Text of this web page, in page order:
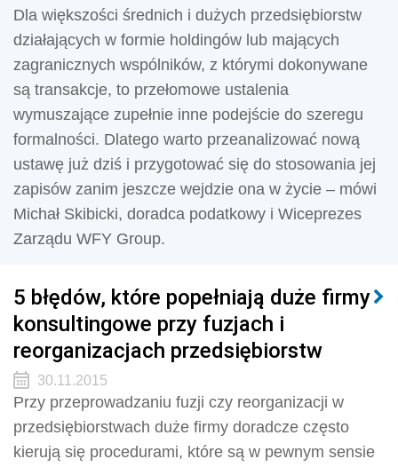
Dla większości średnich i dużych przedsiębiorstw
działających w formie holdingów lub mających
zagranicznych wspólników, z którymi dokonywane
są transakcje, to przełomowe ustalenia
wymuszające zupełnie inne podejście do szeregu
formalności. Dlatego warto przeanalizować nową
ustawę już dziś i przygotować się do stosowania jej
zapisów zanim jeszcze wejdzie ona w życie – mówi
Michał Skibicki, doradca podatkowy i Wiceprezes
Zarządu WFY Group.
5 błędów, które popełniają duże firmy
konsultingowe przy fuzjach i
reorganizacjach przedsiębiorstw
30.11.2015
Przy przeprowadzaniu fuzji czy reorganizacji w
przedsiębiorstwach duże firmy doradcze często
kierują się procedurami, które są w pewnym sensie